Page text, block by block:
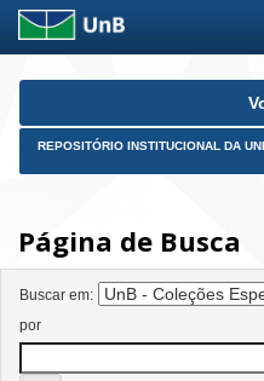
Skip
REPOSITÓRIO INSTITUCIONAL DA
Página de Busca
Buscar em:
por